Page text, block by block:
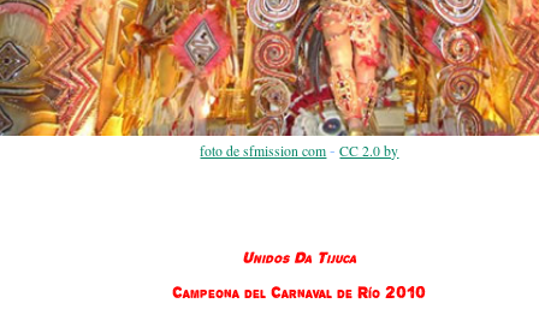
foto de sfmission com -CC 2.0 by
Unidos Da Tijuca
Campeona del Carnaval de Río 2010